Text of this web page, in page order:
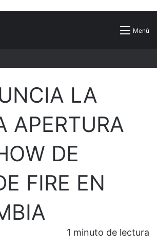
Menú
Buscar
LA
APERTURA
DE
FIRE EN
1 minuto de lectura